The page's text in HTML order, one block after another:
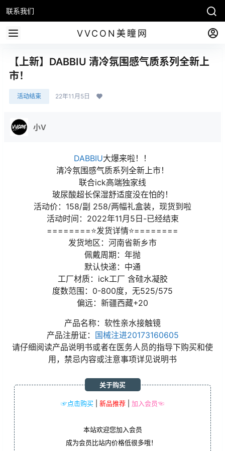
联系我们
VVCON美瞳网
【上新】DABBIU 清冷氛围感气质系列全新上
市！
活动结束 22年11月5日
小V
DABBIU大爆来啦！！
清冷氛围感气质系列全新上市！
联合ick高端独家线
玻尿酸超长保湿舒适度没在怕的！
活动价：158/副 258/两幅礼盒装，现货到啦
活动时间：2022年11月5日-已经结束
========⭐发货详情⭐========
发货地区：河南省新乡市
佩戴周期：年抛
默认快递：中通
工厂材质：ick工厂 含硅水凝胶
度数范围：0-800度，无525/575
偏远：新疆西藏+20
产品名称：软性亲水接触镜
产品注册证：
国械注进20173160605
请仔细阅读产品说明书或者在医务人员的指导下购买和使
用，禁忌内容或注意事项详见说明书
☞点击购买 新品推荐 加入会员☜
关于购买
本站欢迎您加入会员
成为会员比站内价格低很多哦！